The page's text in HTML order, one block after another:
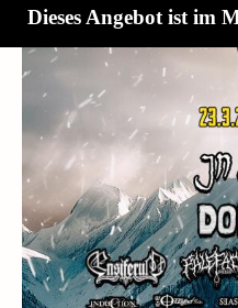
Dieses Angebot ist im